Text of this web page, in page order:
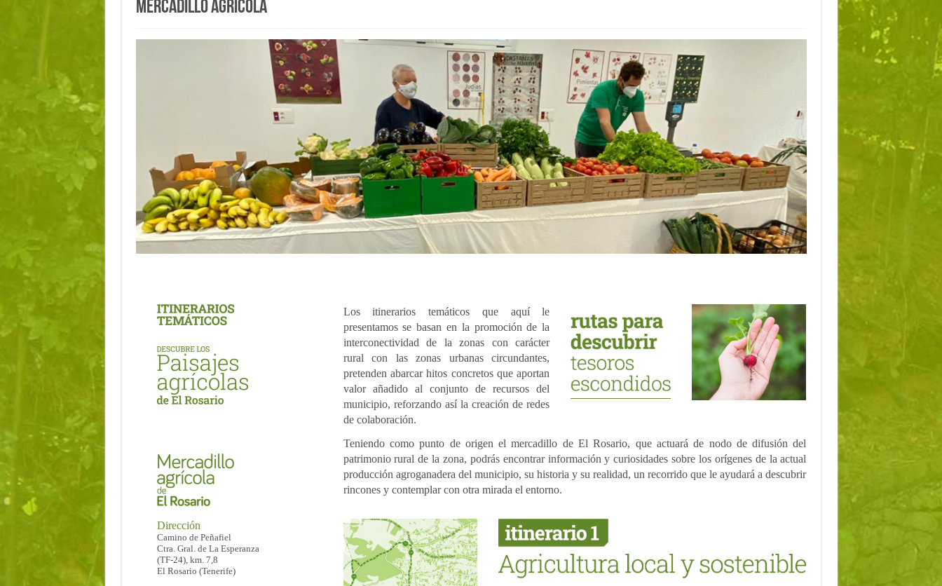
Mercadillo Agrícola
Dirección
Camino de Peñafiel
Ctra. Gral. de La Esperanza
(TF-24), km. 7,8
El Rosario (Tenerife)
Los itinerarios temáticos que aquí le
presentamos se basan en la promoción de la
interconectividad de la zonas con carácter
rural con las zonas urbanas circundantes,
pretenden abarcar hitos concretos que aportan
valor añadido al conjunto de recursos del
municipio, reforzando así la creación de redes
de colaboración.
Teniendo como punto de origen el mercadillo de El Rosario, que actuará de nodo de difusión del
patrimonio rural de la zona, podrás encontrar información y curiosidades sobre los orígenes de la actual
producción agroganadera del municipio, su historia y su realidad, un recorrido que le ayudará a descubrir
rincones y contemplar con otra mirada el entorno.